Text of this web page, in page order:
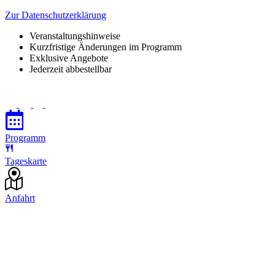
Zur Datenschutzerklärung
Veranstaltungshinweise
Kurzfristige Änderungen im Programm
Exklusive Angebote
Jederzeit abbestellbar
Programm
Tageskarte
Anfahrt